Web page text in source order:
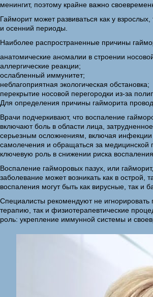
менингит, поэтому крайне важно
Гайморит может развиваться как у
и осенний периоды.
Наиболее распространенные причины
анатомические аномалии в строении
аллергические реакции;
ослабленный иммунитет;
неблагоприятная экологическая обстановка;
перекрытие носовой перегородки из-за
Для определения причины гайморита
Врачи подчеркивают, что воспаление
включают боль в области лица,
серьезным осложнениям, включая инфекции
самолечения и обращаться за
ключевую роль в снижении риска
Воспаление гайморовых пазух, или
заболевание может возникать как в
воспаления могут быть как вирусные, так и
Специалисты рекомендуют не
терапию, так и физиотерапевтические
роль: укрепление иммунной системы и